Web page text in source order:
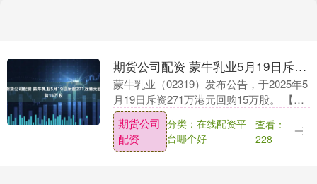
期货公司配资 蒙牛乳业5月19日斥资271万港元回购15万股
蒙牛乳业（02319）发布公告，于2025年5
月19日斥资271万港元回购15万股。 【免
责声明】本文仅代表作者本人观点，与和
讯网无关。和讯网站对文中陈述、观点....
期货公司
配资
分类：在线配资平
台哪个好
查看：
228